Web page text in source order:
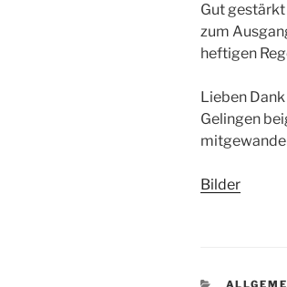
Gut
zum
heftigen
Lieben
Gelingen
Bilder